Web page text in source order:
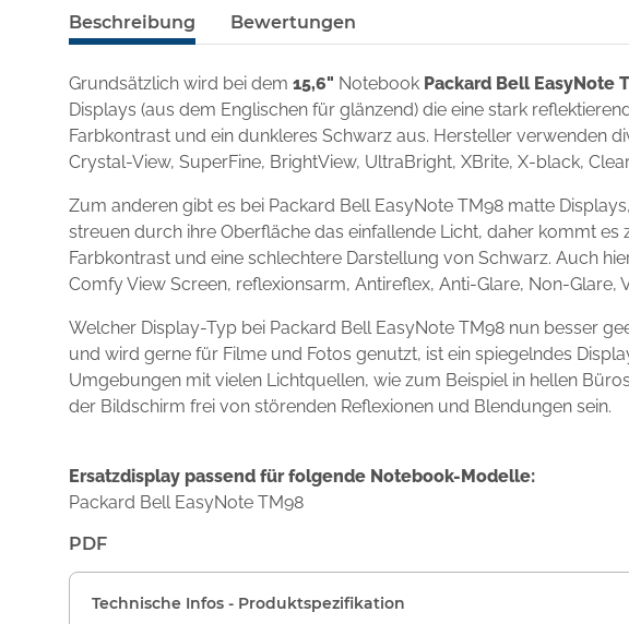
Beschreibung Bewertungen
Grundsätzlich wird bei dem 15,6" Notebook Packard Bell EasyNote
Displays (aus dem Englischen für glänzend) die eine stark
Farbkontrast und ein dunkleres Schwarz aus. Hersteller verwenden
Crystal-View, SuperFine, BrightView, UltraBright, XBrite, X-black,
Zum anderen gibt es bei Packard Bell EasyNote TM98 matte
streuen durch ihre Oberfläche das einfallende Licht, daher kommt
Farbkontrast und eine schlechtere Darstellung von Schwarz. Auch
Comfy View Screen, reflexionsarm, Antireflex, Anti-Glare, Non-Glare,
Welcher Display-Typ bei Packard Bell EasyNote TM98 nun besser
und wird gerne für Filme und Fotos genutzt, ist ein spiegelndes
Umgebungen mit vielen Lichtquellen, wie zum Beispiel in hellen
der Bildschirm frei von störenden Reflexionen und Blendungen sein.
Ersatzdisplay passend für folgende Notebook-Modelle:
Packard Bell EasyNote TM98
PDF
Technische Infos - Produktspezifikation